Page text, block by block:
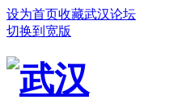
设为首页收藏武汉论坛
切换到宽版